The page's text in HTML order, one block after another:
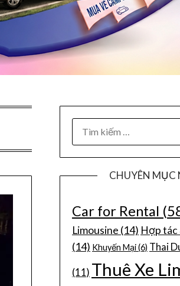
CHUYÊN MỤC
Car for Rental
Limousine (14) Hợp tác
(14) Khuyến Mại(6) Thai
(11) Thuê Xe